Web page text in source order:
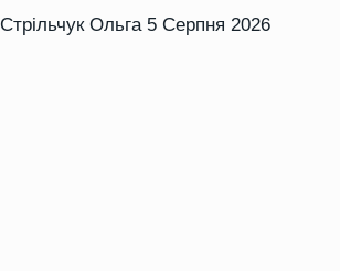
Стрільчук Ольга 5 Серпня 2026